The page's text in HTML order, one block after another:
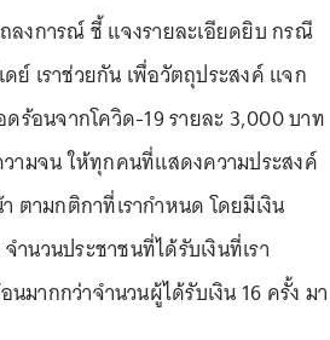
ลงการณ์ ชี้ แจงรายละเอียดยิบ กรณี
ดย์ เราช่วยกัน เพื่อวัตถุประสงค์ แจก
ร้อนจากโควิด-19 รายละ 3,000 บาท
ามจน ให้ทุกคนที่แสดงความประสงค์
ตามกติกาที่เรากำหนด โดยมีเงิน
ำนวนประชาชนที่ได้รับเงินที่เรา
มากกว่าจำนวนผู้ได้รับเงิน 16 ครั้ง มา